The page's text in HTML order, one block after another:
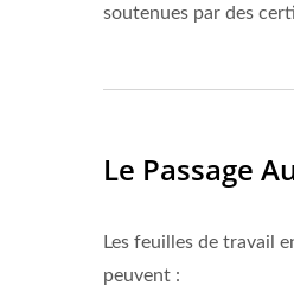
soutenues par des
Le Passage
Les feuilles de travail
peuvent :